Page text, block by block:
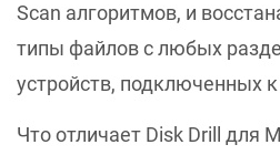
Scan алгоритмов, и
типы файлов с любых
устройств, подключенных
Что отличает Disk Drill для